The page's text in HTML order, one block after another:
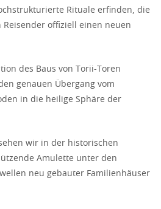
Rituale erfinden, die
offiziell einen neuen
des Baus von Torii-Toren
genauen Übergang vom
in die heilige Sphäre der
wir in der historischen
Amulette unter den
neu gebauter Familienhäuser